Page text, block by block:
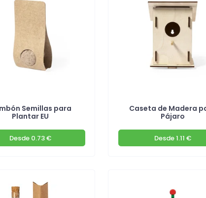
Semillas para
Plantar EU
Desde 0.73 €
Caseta de Madera
Pájaro
Desde1.11 €